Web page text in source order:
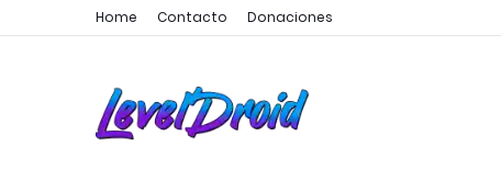
Home Contacto Donaciones